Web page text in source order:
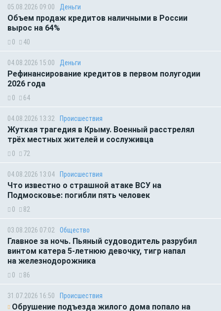
05.08.2026 09:00 Деньги
Объем продаж кредитов наличными в России
вырос на 64%
0 40
04.08.2026 15:00 Деньги
Рефинансирование кредитов в первом полугодии
2026 года
0 64
04.08.2026 13:32 Происшествия
Жуткая трагедия в Крыму. Военный расстрелял
трёх местных жителей и сослуживца
0 72
04.08.2026 13:04 Происшествия
Что известно о страшной атаке ВСУ на
Подмосковье: погибли пять человек
0 82
03.08.2026 07:02 Общество
Главное за ночь. Пьяный судоводитель разрубил
винтом катера 5-летнюю девочку, тигр напал
на железнодорожника
0 86
31.07.2026 16:50 Происшествия
Обрушение подъезда жилого дома попало на